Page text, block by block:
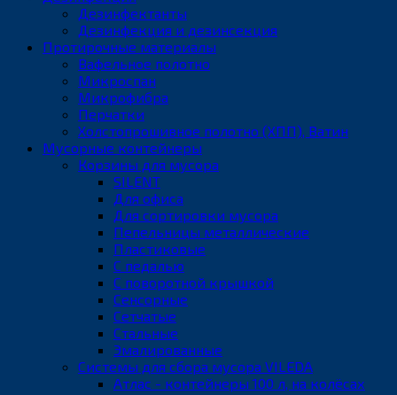
Дезинфектанты
Дезинфекция и дезинсекция
Протирочные материалы
Вафельное полотно
Микроспан
Микрофибра
Перчатки
Холстопрошивное полотно (ХПП), Ватин
Мусорные контейнеры
Корзины для мусора
SILENT
Для офиса
Для сортировки мусора
Пепельницы металлические
Пластиковые
С педалью
С поворотной крышкой
Сенсорные
Сетчатые
Стальные
Эмалированные
Системы для сбора мусора VILEDA
Атлас - контейнеры 100 л, на колёсах